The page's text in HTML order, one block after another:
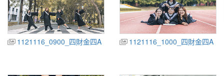
1121116_0900_四財金四A 1121116_1000_四財金四A